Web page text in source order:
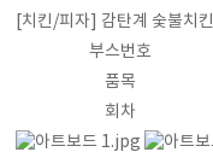
[치킨/피자] 감탄계 숯불치킨
부스번호
품목
회차